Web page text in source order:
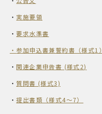
・ 実施要領
・要求水準書
・ 参加申込書兼誓約書（様式1）
・関連企業申告書 (様式2)
・ 質問書 (様式3)
・提出書類（様式4～7）